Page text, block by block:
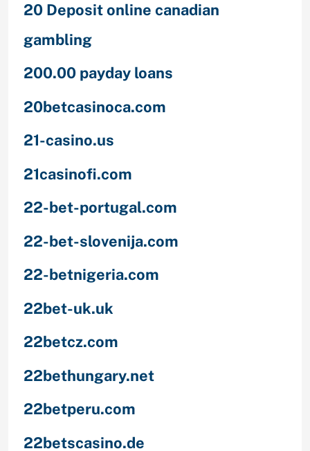
20 Deposit online canadian
gambling
200.00 payday loans
20betcasinoca.com
21-casino.us
21casinofi.com
22-bet-portugal.com
22-bet-slovenija.com
22-betnigeria.com
22bet-uk.uk
22betcz.com
22bethungary.net
22betperu.com
22betscasino.de